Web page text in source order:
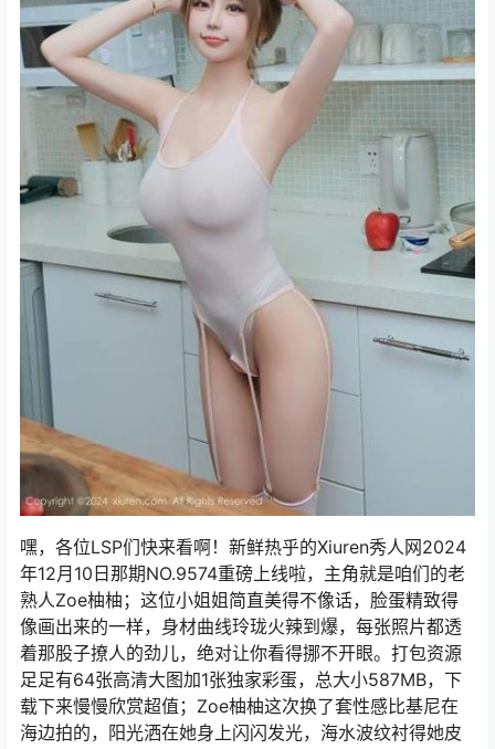
嘿，各位LSP们快来看啊！新鲜热乎的Xiuren秀人网2024
年12月10日那期NO.9574重磅上线啦，主角就是咱们的老
熟人Zoe柚柚；这位小姐姐简直美得不像话，脸蛋精致得
像画出来的一样，身材曲线玲珑火辣到爆，每张照片都透
着那股子撩人的劲儿，绝对让你看得挪不开眼。打包资源
足足有64张高清大图加1张独家彩蛋，总大小587MB，下
载下来慢慢欣赏超值；Zoe柚柚这次换了套性感比基尼在
海边拍的，阳光洒在她身上闪闪发光，海水波纹衬得她皮